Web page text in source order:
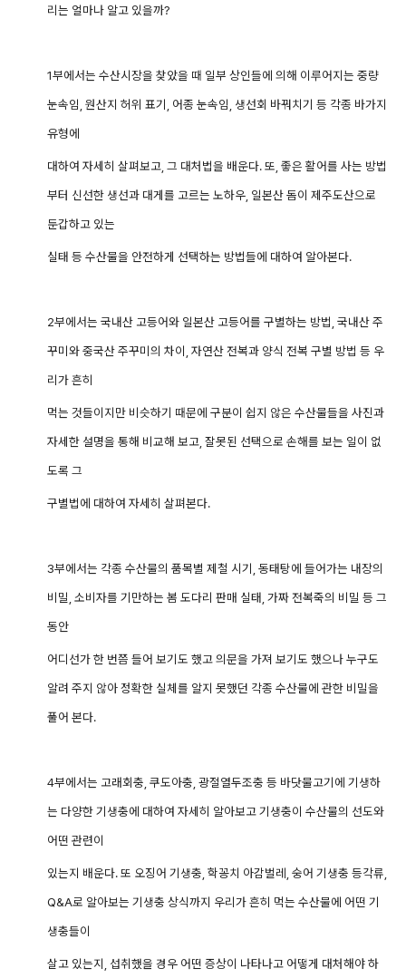
리는 얼마나 알고 있을까?
1부에서는 수산시장을 찾았을 때 일부 상인들에 의해 이루어지는 중량
눈속임, 원산지 허위 표기, 어종 눈속임, 생선회 바꿔치기 등 각종 바가지
유형에
대하여 자세히 살펴보고, 그 대처법을 배운다. 또, 좋은 활어를 사는 방법
부터 신선한 생선과 대게를 고르는 노하우, 일본산 돔이 제주도산으로
둔갑하고 있는
실태 등 수산물을 안전하게 선택하는 방법들에 대하여 알아본다.
2부에서는 국내산 고등어와 일본산 고등어를 구별하는 방법, 국내산 주
꾸미와 중국산 주꾸미의 차이, 자연산 전복과 양식 전복 구별 방법 등 우
리가 흔히
먹는 것들이지만 비슷하기 때문에 구분이 쉽지 않은 수산물들을 사진과
자세한 설명을 통해 비교해 보고, 잘못된 선택으로 손해를 보는 일이 없
도록 그
구별법에 대하여 자세히 살펴본다.
3부에서는 각종 수산물의 품목별 제철 시기, 동태탕에 들어가는 내장의
비밀, 소비자를 기만하는 봄 도다리 판매 실태, 가짜 전복죽의 비밀 등 그
동안
어디선가 한 번쯤 들어 보기도 했고 의문을 가져 보기도 했으나 누구도
알려 주지 않아 정확한 실체를 알지 못했던 각종 수산물에 관한 비밀을
풀어 본다.
4부에서는 고래회충, 쿠도아충, 광절열두조충 등 바닷물고기에 기생하
는 다양한 기생충에 대하여 자세히 알아보고 기생충이 수산물의 선도와
어떤 관련이
있는지 배운다. 또 오징어 기생충, 학꽁치 아감벌레, 숭어 기생충 등각류,
Q&A로 알아보는 기생충 상식까지 우리가 흔히 먹는 수산물에 어떤 기
생충들이
살고 있는지, 섭취했을 경우 어떤 증상이 나타나고 어떻게 대처해야 하